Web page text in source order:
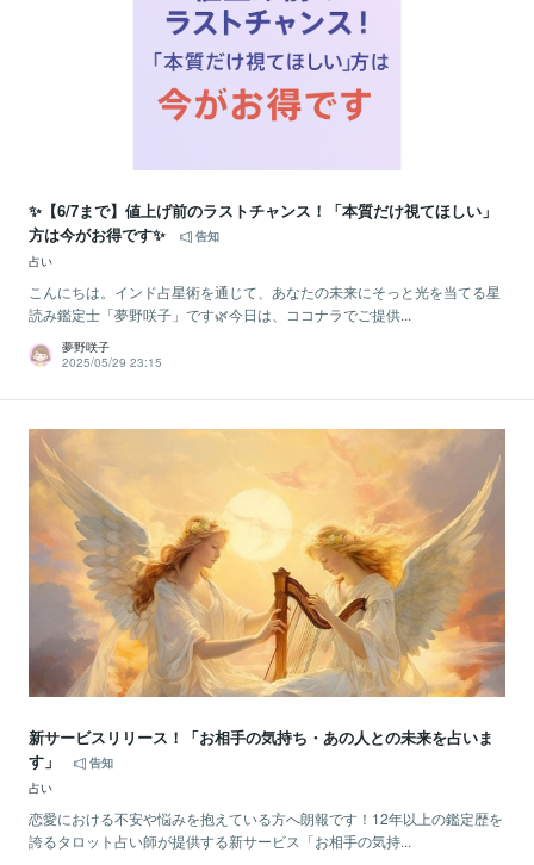
✨【6/7まで】値上げ前のラストチャンス！「本質だけ視てほしい」
方は今がお得です✨
告知
占い
こんにちは。インド占星術を通じて、あなたの未来にそっと光を当てる星
読み鑑定士「夢野咲子」です🌿今日は、ココナラでご提供...
夢野咲子
2025/05/29 23:15
新サービスリリース！「お相手の気持ち・あの人との未来を占いま
す」
告知
占い
恋愛における不安や悩みを抱えている方へ朗報です！12年以上の鑑定歴を
誇るタロット占い師が提供する新サービス「お相手の気持...